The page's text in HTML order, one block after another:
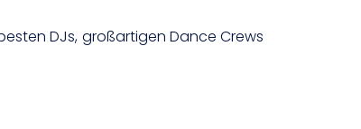
DJs, großartigen Dance Crews